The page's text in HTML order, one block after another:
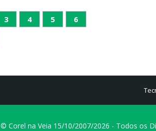
3 4 5
6
© Corel na Veia 15/10/2007/2026 - Todos os